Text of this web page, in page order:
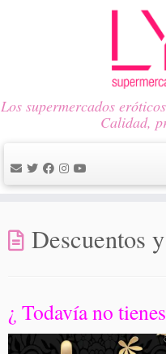
contenido
Los supermercados
Calidad,
Descuentos
¿ Todavía no